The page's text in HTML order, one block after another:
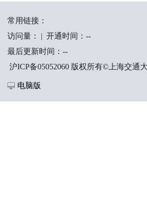
常用链接：
访问量：
| 开通时间： --
最后更新时间： --
沪ICP备05052060 版权所有©上海交通
电脑版